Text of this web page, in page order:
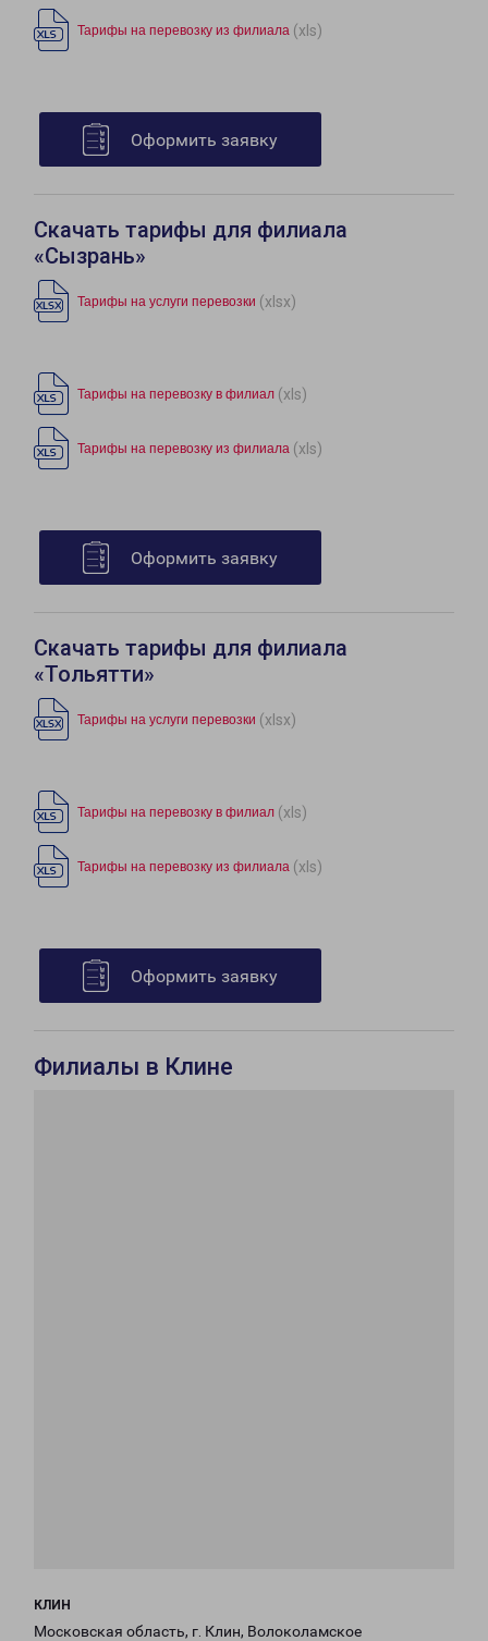
Тарифы на перевозку из филиала (xls)
Оформить заявку
Скачать тарифы для филиала
«Сызрань»
Тарифы на услуги перевозки (xlsx)
Тарифы на перевозку в филиал (xls)
Тарифы на перевозку из филиала (xls)
Оформить заявку
Скачать тарифы для филиала
«Тольятти»
Тарифы на услуги перевозки (xlsx)
Тарифы на перевозку в филиал (xls)
Тарифы на перевозку из филиала (xls)
Оформить заявку
Филиалы в Клине
КЛИН
Московская область, г. Клин, Волоколамское